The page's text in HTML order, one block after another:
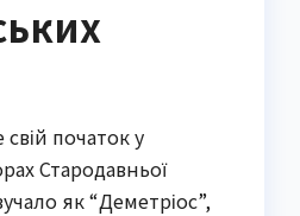
початок у
Стародавньої
як “Деметріос”,